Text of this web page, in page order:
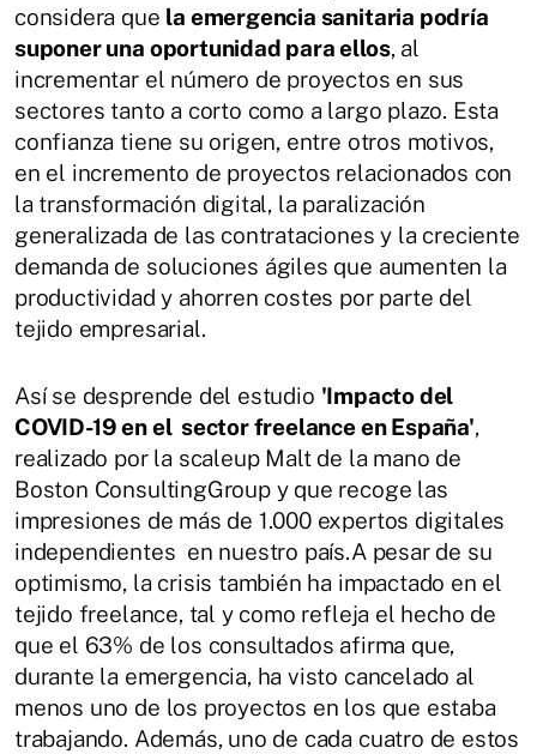
considera que la emergencia sanitaria podría
suponer una oportunidad para ellos, al
incrementar el número de proyectos en sus
sectores tanto a corto como a largo plazo. Esta
confianza tiene su origen, entre otros motivos,
en el incremento de proyectos relacionados con
la transformación digital, la paralización
generalizada de las contrataciones y la creciente
demanda de soluciones ágiles que aumenten la
productividad y ahorren costes por parte del
tejido empresarial.
Así se desprende del estudio 'Impacto del
COVID-19 en el sector freelance en España',
realizado por la scaleup Malt de la mano de
Boston ConsultingGroup y que recoge las
impresiones de más de 1.000 expertos digitales
independientes en nuestro país.A pesar de su
optimismo, la crisis también ha impactado en el
tejido freelance, tal y como refleja el hecho de
que el 63% de los consultados afirma que,
durante la emergencia, ha visto cancelado al
menos uno de los proyectos en los que estaba
trabajando. Además, uno de cada cuatro de estos